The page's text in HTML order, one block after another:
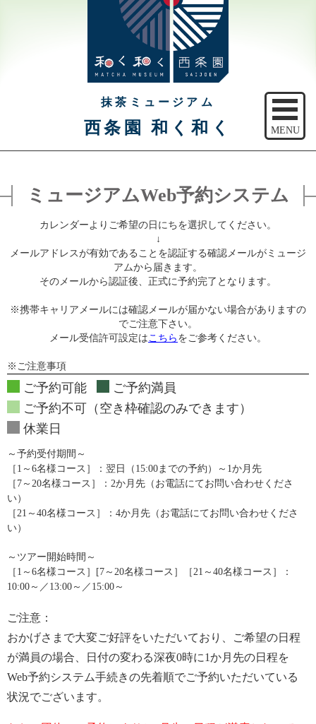
抹茶ミュージアム
西条園 和く和く MENU
ご予約
アクセス
注意事項
ミュージアムWeb予約システム
カレンダーよりご希望の日にちを選択してください。
↓
メールアドレスが有効であることを認証する確認メールがミュージ
アムから届きます。
そのメールから認証後、正式に予約完了となります。
※携帯キャリアメールには確認メールが届かない場合がありますの
でご注意下さい。
メール受信許可設定はこちら をご参考ください。
※ご注意事項
ご予約可能
ご予約満員
ご予約不可（空き枠確認のみできます）
休業日
～予約受付期間～
［1～6名様コース］：翌日（15:00までの予約）～1か月先
［7～20名様コース］：2か月先（お電話にてお問い合わせくださ
い）
［21～40名様コース］：4か月先（お電話にてお問い合わせくださ
い）
～ツアー開始時間～
［1～6名様コース］[7～20名様コース］［21～40名様コース］：
10:00～／13:00～／15:00～
ご注意：
おかげさまで大変ご好評をいただいており、ご希望の日程
が満員の場合、日付の変わる深夜0時に1か月先の日程を
Web予約システム手続きの先着順でご予約いただいている
状況でございます。